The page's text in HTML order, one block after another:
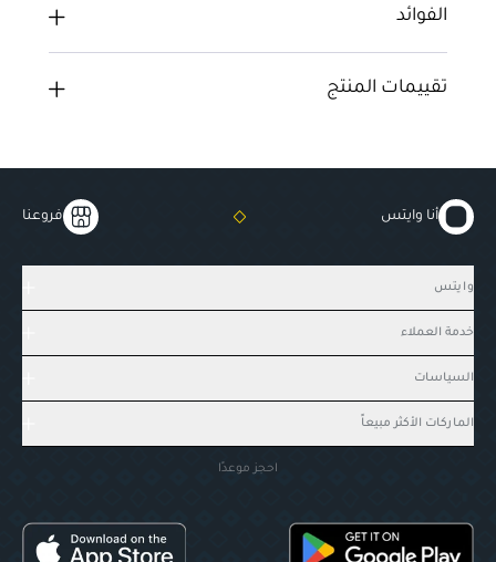
الفوائد
تقييمات المنتج
أنا وايتس فروعنا
وايتس
خدمة العملاء
السياسات
الماركات الأكثر مبيعاً
احجز موعدًا